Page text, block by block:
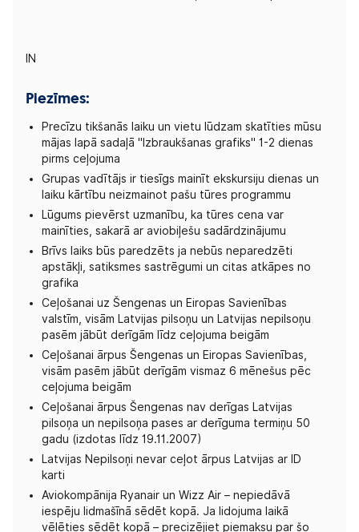
IN
Piezīmes:
Precīzu tikšanās laiku un vietu lūdzam skatīties mūsu
mājas lapā sadaļā "Izbraukšanas grafiks" 1-2 dienas
pirms ceļojuma
Grupas vadītājs ir tiesīgs mainīt ekskursiju dienas un
laiku kārtību neizmainot pašu tūres programmu
Lūgums pievērst uzmanību, ka tūres cena var
mainīties, sakarā ar aviobiļešu sadārdzinājumu
Brīvs laiks būs paredzēts ja nebūs neparedzēti
apstākļi, satiksmes sastrēgumi un citas atkāpes no
grafika
Ceļošanai uz Šengenas un Eiropas Savienības
valstīm, visām Latvijas pilsoņu un Latvijas nepilsoņu
pasēm jābūt derīgām līdz ceļojuma beigām
Ceļošanai ārpus Šengenas un Eiropas Savienības,
visām pasēm jābūt derīgām vismaz 6 mēnešus pēc
ceļojuma beigām
Ceļošanai ārpus Šengenas nav derīgas Latvijas
pilsoņa un nepilsoņa pases ar derīguma termiņu 50
gadu (izdotas līdz 19.11.2007)
Latvijas Nepilsoņi nevar ceļot ārpus Latvijas ar ID
karti
Aviokompānija Ryanair un Wizz Air – nepiedāvā
iespēju lidmašīnā sēdēt kopā. Ja lidojuma laikā
vēlēties sēdēt kopā – precizējiet piemaksu par šo